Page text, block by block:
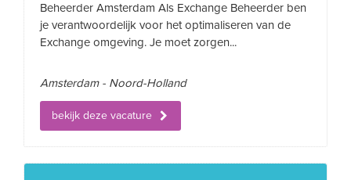
Beheerder Amsterdam Als Exchange Beheerder ben
je verantwoordelijk voor het optimaliseren van de
Exchange omgeving. Je moet zorgen...
Amsterdam - Noord-Holland
bekijk deze vacature